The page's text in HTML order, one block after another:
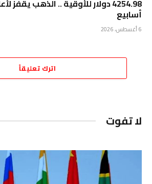
أسابيع
6 أغسطس، 2026
اترك تعليقاً
لا تفوت